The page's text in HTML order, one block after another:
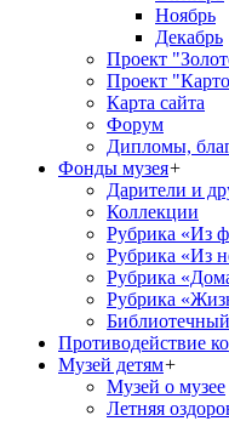
Ноябрь
Декабрь
Проект
Проект
Карта сайта
Форум
Дипломы,
Фонды музея+
Дарители и
Коллекции
Рубрика «Из
Рубрика «Из
Рубрика
Рубрика
Противодействие
Музей детям+
Музей о музее
Летняя